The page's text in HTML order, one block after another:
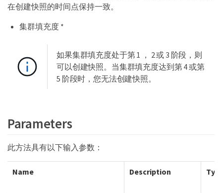
在创建快照的时间点保持一致。
集群填充度 *
如果集群填充度处于第 1 ， 2 或 3 阶段，则
可以创建快照。当集群填充度达到第 4 或第
5 阶段时，您无法创建快照。
Parameters
此方法具有以下输入参数：
Name Description